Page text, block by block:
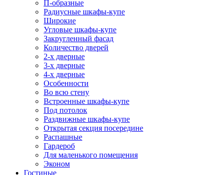
П-образные
Радиусные шкафы-купе
Широкие
Угловые шкафы-купе
Закругленный фасад
Количество дверей
2-х дверные
3-х дверные
4-х дверные
Особенности
Во всю стену
Встроенные шкафы-купе
Под потолок
Раздвижные шкафы-купе
Открытая секция посередине
Распашные
Гардероб
Для маленького помещения
Эконом
Гостиные